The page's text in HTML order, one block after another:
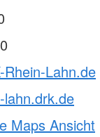
Lahn.de
lahn.drk.de
Maps Ansicht